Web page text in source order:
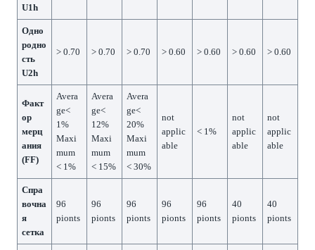
U1h
Одно
родно
сть
U2h
> 0.70 > 0.70 > 0.70 > 0.60 > 0.60 > 0.60 > 0.60
Факт
ор
мерц
ания
(FF)
Avera
ge<
1%
Maxi
mum
< 1%
Avera
ge<
12%
Maxi
mum
< 15%
Avera
ge<
20%
Maxi
mum
< 30%
not
applic
able
< 1%
not
applic
able
not
applic
able
Спра
вочна
я
сетка
96
pionts
96
pionts
96
pionts
96
pionts
96
pionts
40
pionts
40
pionts